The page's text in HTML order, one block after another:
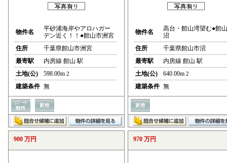
物件名
平砂浦海岸やアロハガー
デン近く！！●館山市洲宮
住所
千葉県館山市洲宮
最寄駅
内房線 館山 駅
土地(公)
598.00m 2
建築条件 無
物件名
高台・館山湾望む●館
沼
住所
千葉県館山市沼
最寄駅
内房線 館山 駅
土地(公)
640.00m 2
建築条件 無
900 万円 970 万円